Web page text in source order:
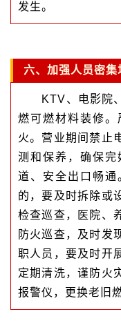
发生。
六、加强人员密集
KTV、电影院、
燃可燃材料装修。
火。营业期间禁止
测和保养，确保
道、安全出口畅
的，要及时拆除或
检查巡查，医院、
防火巡查，及时发
职人员，要及时开
定期清洗，谨防火
报警仪，更换老旧